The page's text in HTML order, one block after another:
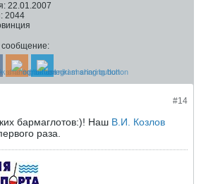
22.01.2007
2044
сообщение:
#14
бармаглотов:)! Наш В.И. Козлов
раза.